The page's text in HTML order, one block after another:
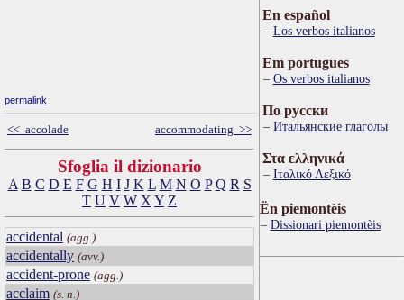
permalink
<< accolade accommodating >>
Sfoglia il dizionario
A B C D E F G H I J K L M N O P Q R S
T U V W X Y Z
accidental (agg.)
accidentally (avv.)
accident-prone (agg.)
acclaim (s. n.)
En español
Los verbos italianos
Em portugues
Os verbos italianos
По русски
Итальянские глаголы
Στα ελληνικά
Ιταλικό Λεξικό
Ën piemontèis
Dissionari piemontèis